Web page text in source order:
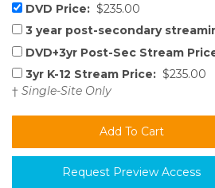
DVD Price: $235.00
3 year post-secondary
DVD+3yr Post-Sec Stream
3yr K-12 Stream Price: $235.00
† Single-Site Only
Request Preview Access